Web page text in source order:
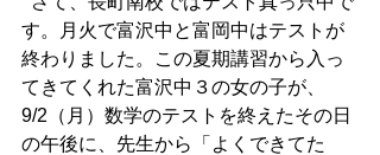
す。月火で富沢中と富岡中はテストが
終わりました。この夏期講習から入っ
てきてくれた富沢中３の女の子が、
9/2（月）数学のテストを終えたその日
の午後に、先生から「よくできてた